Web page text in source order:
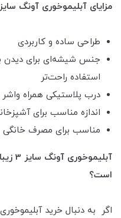
مزایای آبلیموخوری آونگ سایز 3 زیباسازان
طراحی ساده و کاربردی
جنس شیشه‌ای برای دیدن
استفاده راحت‌تر
درب پلاستیکی همراه
اندازه مناسب برای
مناسب برای مصرف خانگی
است؟
اگر به دنبال خرید